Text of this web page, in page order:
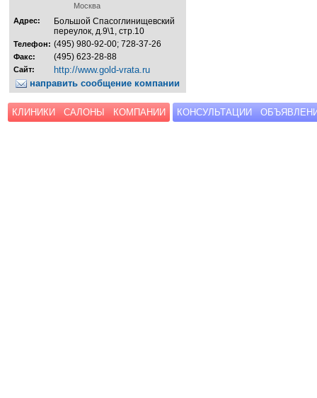
Москва
Адрес:
Большой Спасоглинищевский
переулок, д.9\1, стр.10
Телефон: (495) 980-92-00; 728-37-26
Факс: (495) 623-28-88
Сайт:
http://www.gold-vrata.ru
направить сообщение компании
КЛИНИКИ САЛОНЫ КОМПАНИИ КОНСУЛЬТАЦИИ